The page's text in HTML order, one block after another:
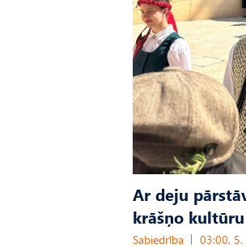
Ar deju
krāšņo kultūru
Sabiedrība 03:00,